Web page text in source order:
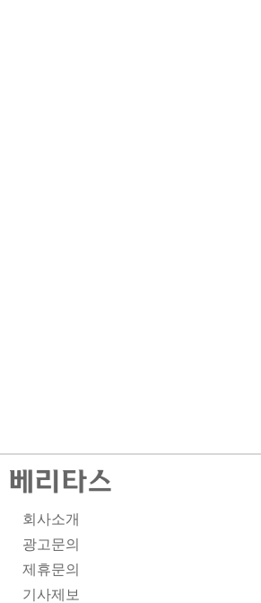
회사소개
광고문의
제휴문의
기사제보